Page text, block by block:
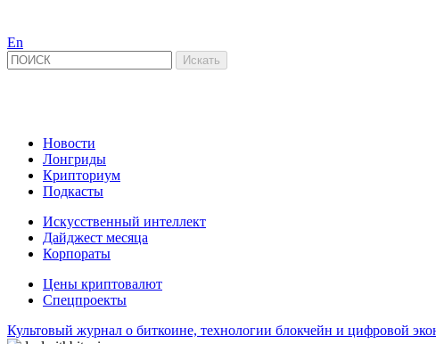
En
Новости
Лонгриды
Крипториум
Подкасты
Искусственный интеллект
Дайджест месяца
Корпораты
Цены криптовалют
Спецпроекты
Культовый журнал о биткоине, технологии блокчейн и цифровой